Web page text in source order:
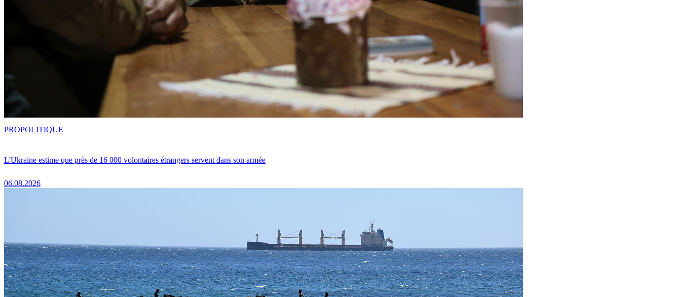
L'Ukraine estime que près de 16 000 volontaires étrangers servent dans son armée
06.08.2026
PROPOLITIQUE